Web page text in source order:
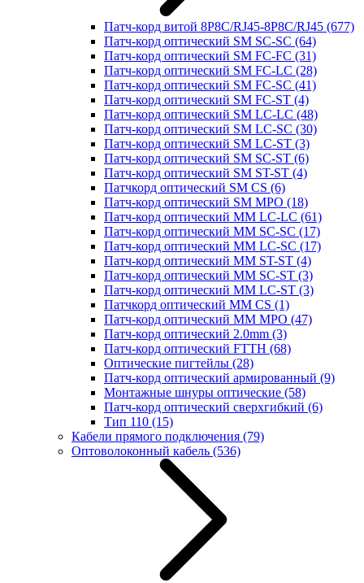
Патч-корд витой 8P8C/RJ45-8P8C/RJ45 (677)
Патч-корд оптический SM SC-SC (64)
Патч-корд оптический SM FC-FC (31)
Патч-корд оптический SM FC-LC (28)
Патч-корд оптический SM FC-SC (41)
Патч-корд оптический SM FC-ST (4)
Патч-корд оптический SM LC-LC (48)
Патч-корд оптический SM LC-SC (30)
Патч-корд оптический SM LC-ST (3)
Патч-корд оптический SM SC-ST (6)
Патч-корд оптический SM ST-ST (4)
Патчкорд оптический SM CS (6)
Патч-корд оптический SM MPO (18)
Патч-корд оптический MM LC-LC (61)
Патч-корд оптический MM SC-SC (17)
Патч-корд оптический MM LC-SC (17)
Патч-корд оптический MM ST-ST (4)
Патч-корд оптический MM SC-ST (3)
Патч-корд оптический MM LC-ST (3)
Патчкорд оптический MM CS (1)
Патч-корд оптический MM MPO (47)
Патч-корд оптический 2.0mm (3)
Патч-корд оптический FTTH (68)
Оптические пигтейлы (28)
Патч-корд оптический армированный (9)
Монтажные шнуры оптические (58)
Патч-корд оптический сверхгибкий (6)
Тип 110 (15)
Кабели прямого подключения (79)
Оптоволоконный кабель (536)